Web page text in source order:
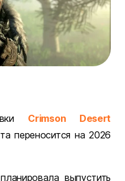
Crimson Desert
переносится на 2026
выпустить